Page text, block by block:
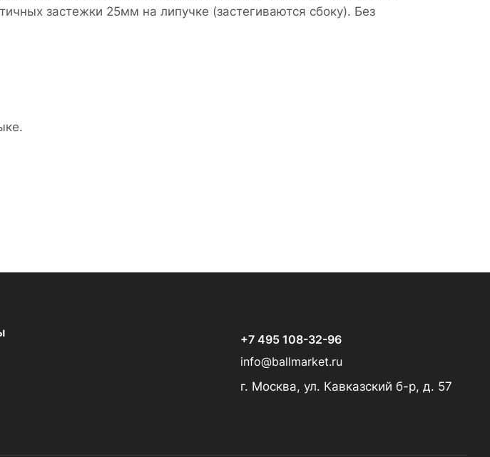
застежки 25мм на липучке (застегиваются сбоку). Без
+7 495 108-32-96
info@ballmarket.ru
г. Москва, ул. Кавказский б-р, д. 57